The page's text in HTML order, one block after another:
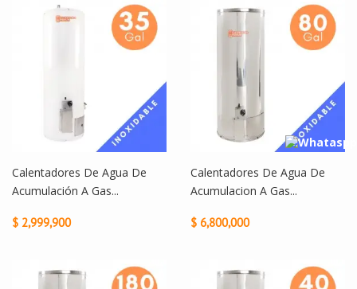
Calentadores De Agua De
Acumulación A Gas...
$ 2,999,900
Calentadores De Agua De
Acumulacion A Gas...
$ 6,800,000